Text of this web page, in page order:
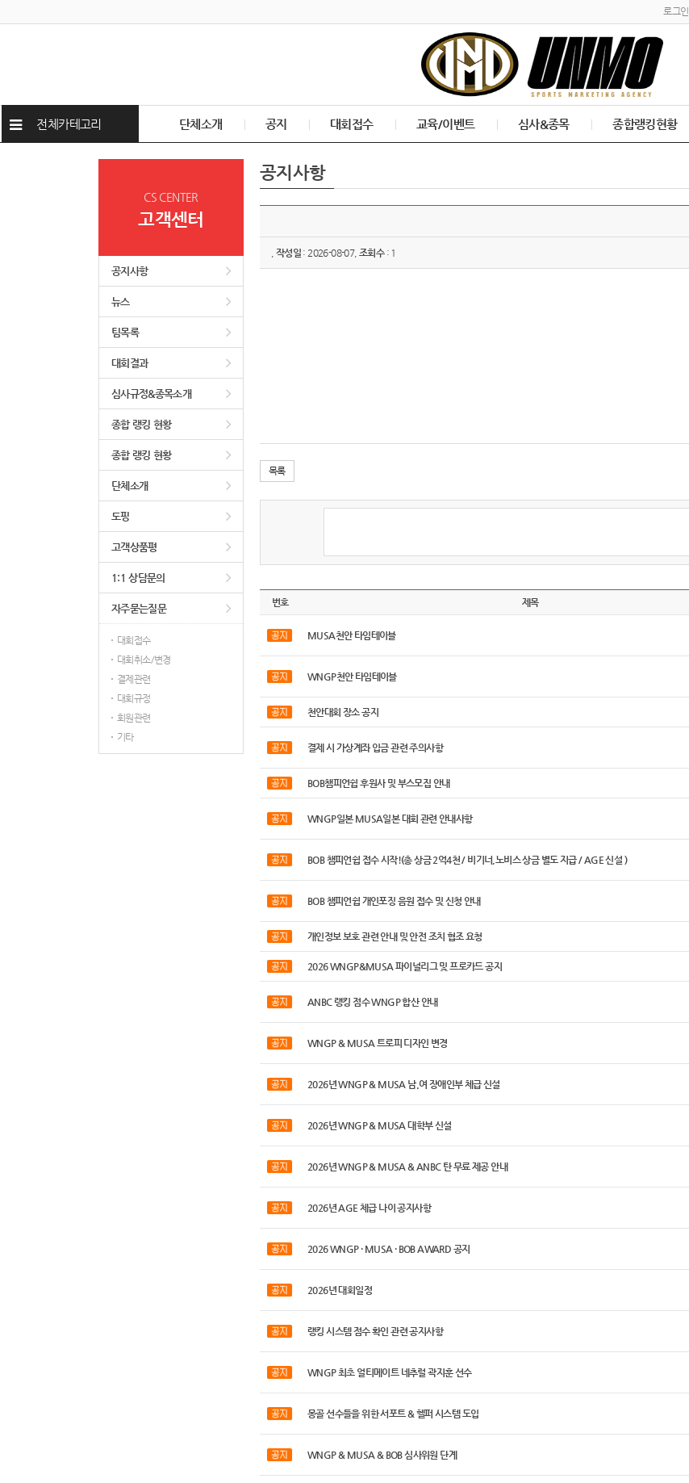
로그인
전체카테고리 단체소개 공지 대회접수 교육/이벤트 심사&종목 종합랭킹현황
CS CENTER
고객센터
공지사항
뉴스
팀목록
대회결과
심사규정&종목소개
종합 랭킹 현황
종합 랭킹 현황
단체소개
도핑
고객상품평
1:1 상담문의
자주묻는질문
대회접수
대회취소/변경
결제관련
대회규정
회원관련
기타
공지사항
작성일 : 2026-08-07,조회수: 1
목록
번호 제목
MUSA천안 타임테이블
WNGP천안 타임테이블
천안대회 장소 공지
결제 시 가상계좌 입금 관련 주의사항
BOB챔피언쉽 후원사 및 부스모집 안내
WNGP일본 MUSA일본 대회 관련 안내사항
BOB 챔피언쉽 접수 시작!(총 상금 2억4천 / 비기너,노비스 상금 별도 지급 / AGE 신설 )
BOB 챔피언쉽 개인포징 음원 접수 및 신청 안내
개인정보 보호 관련 안내 및 안전 조치 협조 요청
2026 WNGP&MUSA 파이널리그 및 프로카드 공지
ANBC 랭킹 점수 WNGP 합산 안내
WNGP & MUSA 트로피 디자인 변경
2026년 WNGP & MUSA 남.여 장애인부 체급 신설
2026년 WNGP & MUSA 대학부 신설
2026년 WNGP & MUSA & ANBC 탄 무료 제공 안내
2026년 AGE 체급 나이 공지사항
2026 WNGP · MUSA · BOB AWARD 공지
2026년 대회일정
랭킹 시스템 점수 확인 관련 공지사항
WNGP 최초 얼티메이트 네추럴 곽지훈 선수
몽골 선수들을 위한 서포트 & 헬퍼 시스템 도입
WNGP & MUSA & BOB 심사위원 단계